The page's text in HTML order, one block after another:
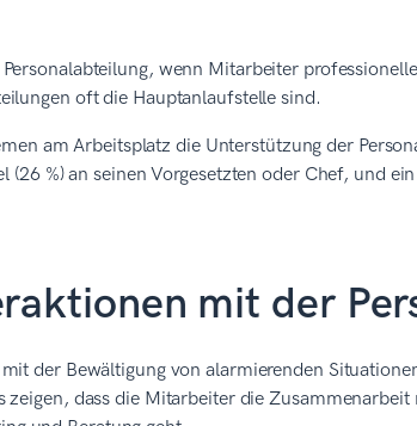
wenn Mitarbeiter
oft die Hauptanlaufstelle sind.
am Arbeitsplatz die Unterstützung der
%) an seinen Vorgesetzten oder Chef, und
mit der
der Bewältigung von alarmierenden
zeigen, dass die Mitarbeiter die